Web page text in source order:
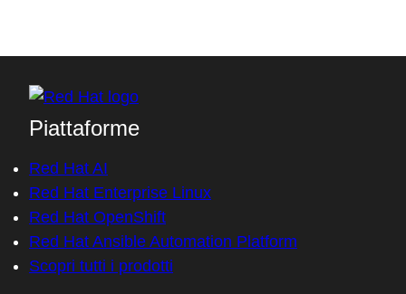
Piattaforme
Red Hat AI
Red Hat Enterprise Linux
Red Hat OpenShift
Red Hat Ansible Automation Platform
Scopri tutti i prodotti